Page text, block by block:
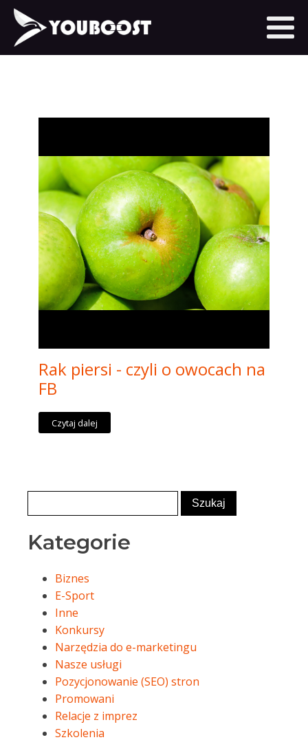
Rak piersi - czyli o owocach na
FB
Czytaj dalej
Kategorie
Biznes
E-Sport
Inne
Konkursy
Narzędzia do e-marketingu
Nasze usługi
Pozycjonowanie (SEO) stron
Promowani
Relacje z imprez
Szkolenia